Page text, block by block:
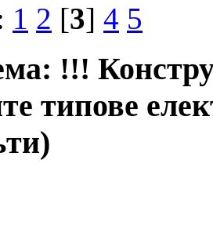
1 2 [3] 4 5
!!!
типове